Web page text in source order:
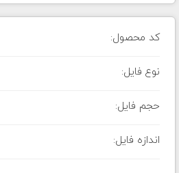
کد محصول:
نوع فایل:
حجم فایل:
اندازه فایل: